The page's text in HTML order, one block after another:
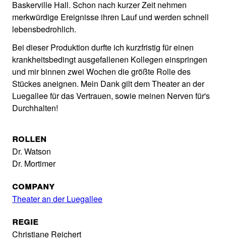
Baskerville Hall. Schon nach kurzer Zeit nehmen
merkwürdige Ereignisse ihren Lauf und werden schnell
lebensbedrohlich.
Bei dieser Produktion durfte ich kurzfristig für einen
krankheitsbedingt ausgefallenen Kollegen einspringen
und mir binnen zwei Wochen die größte Rolle des
Stückes aneignen. Mein Dank gilt dem Theater an der
Luegallee für das Vertrauen, sowie meinen Nerven für's
Durchhalten!
Rollen
Dr. Watson
Dr. Mortimer
Company
Theater an der Luegallee
Regie
Christiane Reichert